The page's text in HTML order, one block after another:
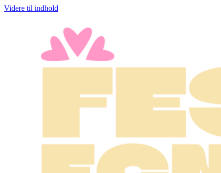
Videre til indhold